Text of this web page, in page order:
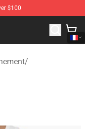
$100
Merchandise Store
/